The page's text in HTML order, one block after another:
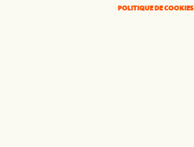
POLITIQUE DE COOKIES